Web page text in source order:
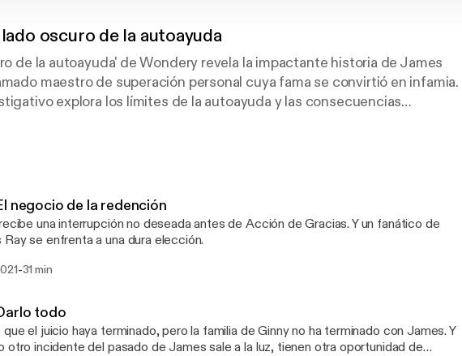
oscuro de la autoayuda
de la autoayuda' de Wondery revela la impactante historia de James
maestro de superación personal cuya fama se convirtió en infamia.
explora los límites de la autoayuda y las consecuencias
los eventos que llevaron a una tragedia en un exclusivo retiro
cómo la búsqueda de la autorrealización puede tomar un giro oscuro y
te sumerge en un relato dramático y misterioso que cuestiona nuestras
personal y la influencia de los gurús modernos. Prepárate para
tu percepción de la industria de la autoayuda y te hará preguntarte:
dispuestos a llegar en busca de la transformación personal?
negocio de la redención
una interrupción no deseada antes de Acción de Gracias. Y un fanático de
Ray se enfrenta a una dura elección.
-31 min
todo
que el juicio haya terminado, pero la familia de Ginny no ha terminado con James. Y
otro incidente del pasado de James sale a la luz, tienen otra oportunidad de